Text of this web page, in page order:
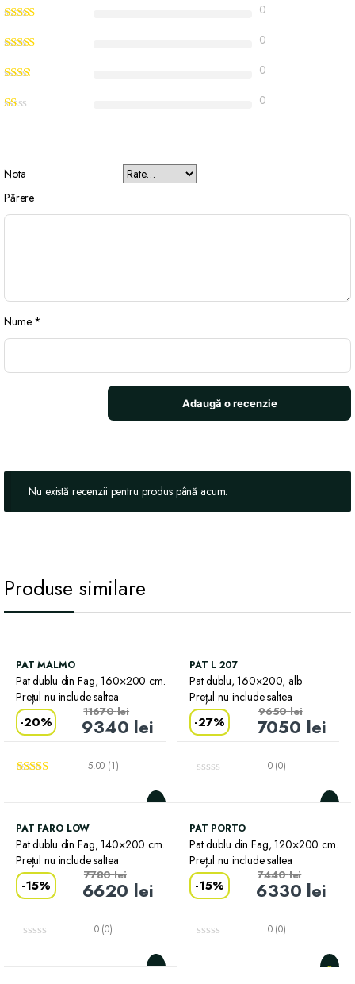
0
0
0
0
Nota
Părere
Nume *
Nu există recenzii pentru produs până acum.
Produse similare
PAT MALMO
Pat dublu din Fag, 160×200 cm.
Prețul nu include saltea
-20% 9340 lei
11670lei
5.00 (1)
PAT L 207
Pat dublu, 160×200, alb
Prețul nu include saltea
-27% 7050 lei
9650lei
0 (0)
PAT FARO LOW
Pat dublu din Fag, 140×200 cm.
Prețul nu include saltea
-15% 6620 lei
7780lei
0 (0)
PAT PORTO
Pat dublu din Fag, 120×200 cm.
Prețul nu include saltea
-15% 6330 lei
7440lei
0 (0)